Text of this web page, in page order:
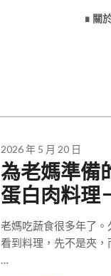
∎ 關
2026 年 5 月 20 日
為老媽準備
蛋白肉料理
老媽吃蔬食很多年了
看到料理，先不是夾，
…